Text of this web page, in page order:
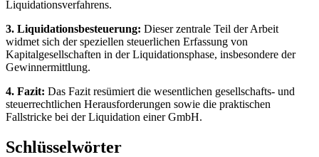
Liquidationsverfahrens.
3. Liquidationsbesteuerung: Dieser zentrale Teil der Arbeit
widmet sich der speziellen steuerlichen Erfassung von
Kapitalgesellschaften in der Liquidationsphase, insbesondere der
Gewinnermittlung.
4. Fazit: Das Fazit resümiert die wesentlichen gesellschafts- und
steuerrechtlichen Herausforderungen sowie die praktischen
Fallstricke bei der Liquidation einer GmbH.
Schlüsselwörter